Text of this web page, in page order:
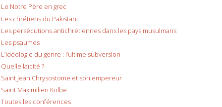
Le Notre Père en grec
Les chrétiens du Pakistan
Les persécutions antichrétiennes dans les pays musulmans
Les psaumes
L’idéologie du genre : l’ultime subversion
Quelle laïcité ?
Saint Jean Chrysostome et son empereur
Saint Maximilien Kolbe
Toutes les conférences